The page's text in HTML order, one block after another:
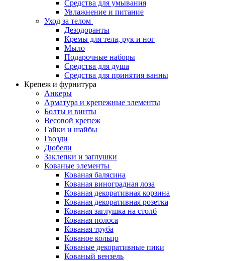
Средства для умывания
Увлажнение и питание
Уход за телом
Дезодоранты
Кремы для тела, рук и ног
Мыло
Подарочные наборы
Средства для душа
Средства для принятия ванны
Крепеж и фурнитура
Анкеры
Арматура и крепежные элементы
Болты и винты
Весовой крепеж
Гайки и шайбы
Гвозди
Дюбели
Заклепки и заглушки
Кованые элементы
Кованая балясина
Кованая виноградная лоза
Кованая декоративная корзина
Кованая декоративная розетка
Кованая заглушка на столб
Кованая полоса
Кованая труба
Кованое кольцо
Кованые декоративные пики
Кованый вензель